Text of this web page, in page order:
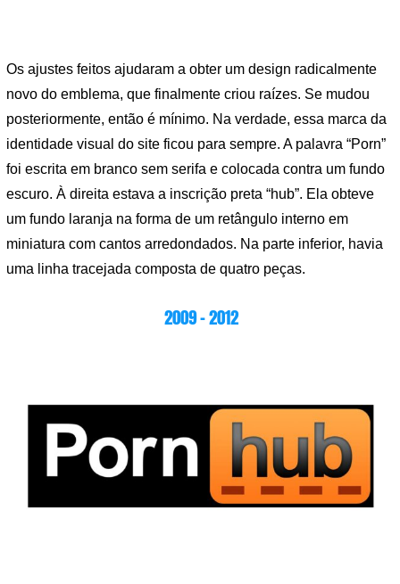
Os ajustes feitos ajudaram a obter um design radicalmente
novo do emblema, que finalmente criou raízes. Se mudou
posteriormente, então é mínimo. Na verdade, essa marca da
identidade visual do site ficou para sempre. A palavra “Porn”
foi escrita em branco sem serifa e colocada contra um fundo
escuro. À direita estava a inscrição preta “hub”. Ela obteve
um fundo laranja na forma de um retângulo interno em
miniatura com cantos arredondados. Na parte inferior, havia
uma linha tracejada composta de quatro peças.
2009 – 2012